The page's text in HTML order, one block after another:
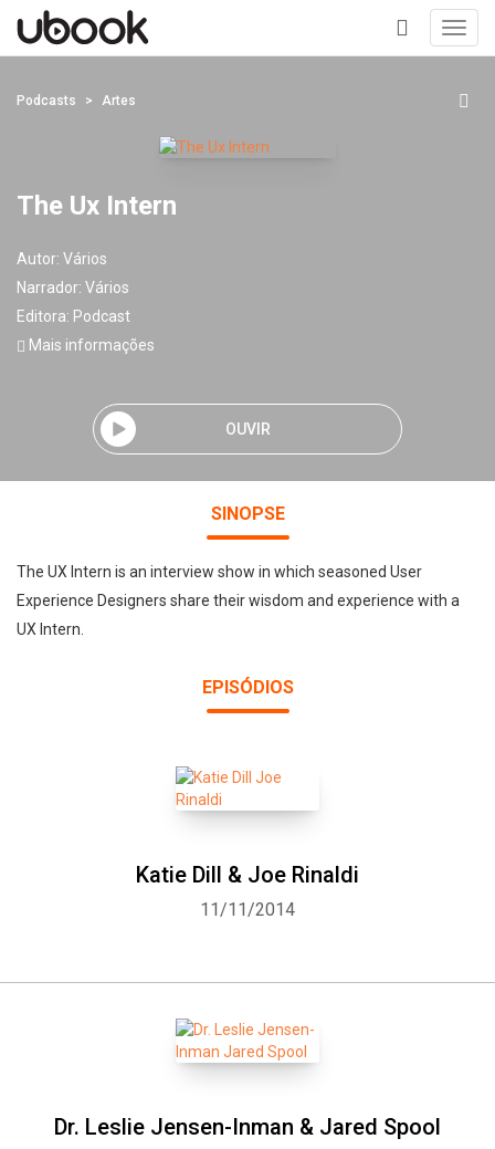
+
Podcasts Artes
The Ux Intern
Autor: Vários
Narrador: Vários
Editora: Podcast
Mais informações
OUVIR
SINOPSE
The UX Intern is an interview show in which seasoned User
Experience Designers share their wisdom and experience with a
UX Intern.
EPISÓDIOS
Katie Dill & Joe Rinaldi
11/11/2014
Dr. Leslie Jensen-Inman & Jared Spool